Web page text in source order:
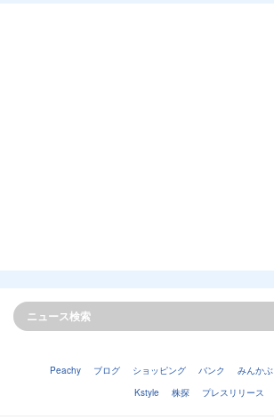
Peachy ブログ ショッピング バンク みんかぶ
Kstyle
株探 プレスリリース